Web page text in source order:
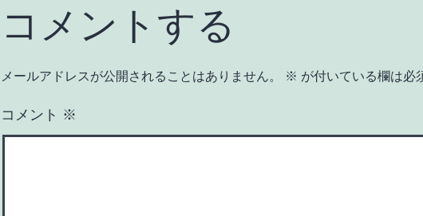
コメントする
メールアドレスが公開されることはありません。 ※ が付いている欄は必
コメント ※